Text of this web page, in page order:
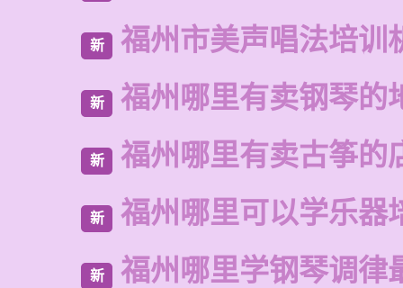
新 福州市美声唱法培训
新 福州哪里有卖钢琴的
新 福州哪里有卖古筝的
新 福州哪里可以学乐器
新 福州哪里学钢琴调律